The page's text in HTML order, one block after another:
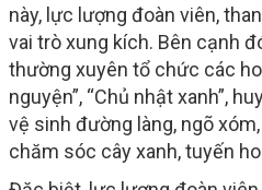
này, lực lượng đoàn viên,
vai trò xung kích. Bên cạnh
thường xuyên tổ chức các
nguyện”, “Chủ nhật xanh”,
vệ sinh đường làng, ngõ
chăm sóc cây xanh, tuyến